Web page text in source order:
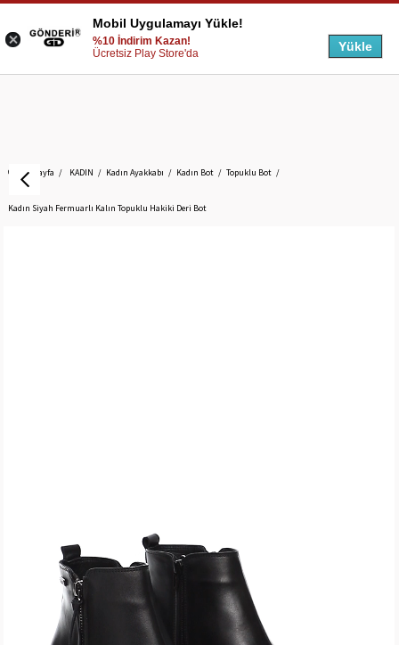
Anasayfa KADIN Kadın Ayakkabı Kadın Bot Topuklu Bot
Kadın Siyah Fermuarlı Kalın Topuklu Hakiki Deri Bot
Mobil Uygulamayı Yükle!
%10 İndirim Kazan!
Ücretsiz Play Store'da
Yükle